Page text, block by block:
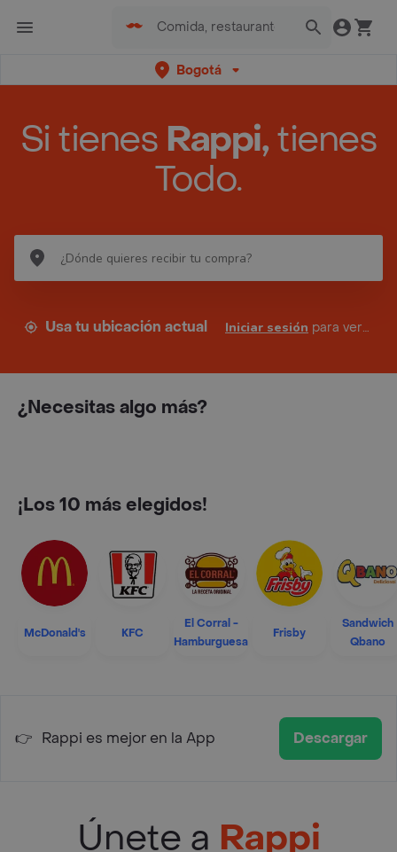
Bogotá
Si tienes Rappi,tienes
Todo.
Usa tu ubicación actual Iniciar sesión para ver tus direcciones
¿Necesitas algo más?
¡Los 10 más elegidos!
McDonald's KFC
El Corral -
Hamburguesa
Frisby
Sandwich
Qbano
👉 Rappi es mejor en la App Descargar
Únete a Rappi